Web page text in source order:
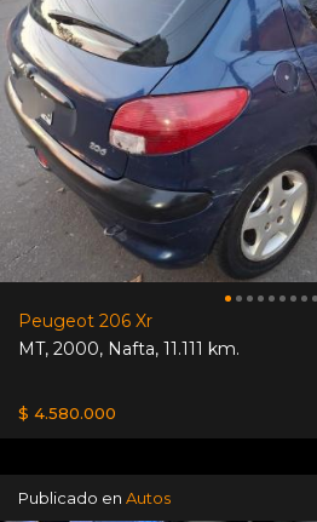
Peugeot 206 Xr
MT, 2000, Nafta, 11.111 km.
$ 4.580.000
Publicado en Autos